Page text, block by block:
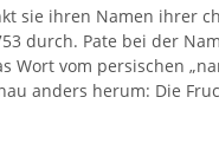
sie ihren Namen ihrer
durch. Pate bei der
vom persischen
anders herum: Die